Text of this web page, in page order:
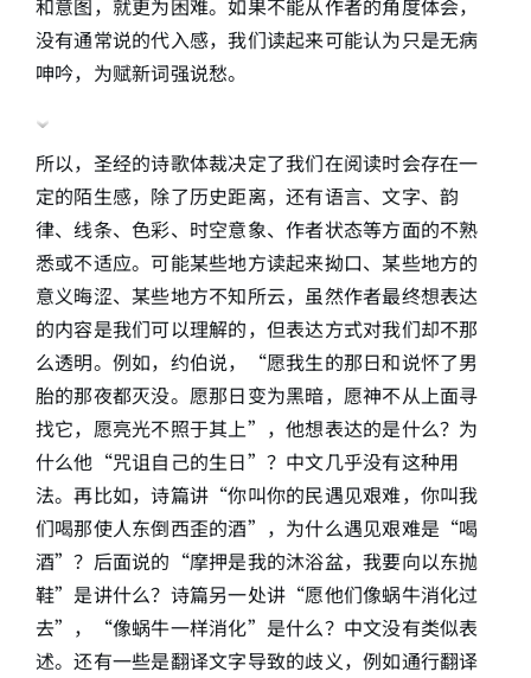
和意图，就更为困难。如果不能从作者的角度体会，
没有通常说的代入感，我们读起来可能认为只是无病
呻吟，为赋新词强说愁。
所以，圣经的诗歌体裁决定了我们在阅读时会存在一
定的陌生感，除了历史距离，还有语言、文字、韵
律、线条、色彩、时空意象、作者状态等方面的不熟
悉或不适应。可能某些地方读起来拗口、某些地方的
意义晦涩、某些地方不知所云，虽然作者最终想表达
的内容是我们可以理解的，但表达方式对我们却不那
么透明。例如，约伯说，“愿我生的那日和说怀了男
胎的那夜都灭没。愿那日变为黑暗，愿神不从上面寻
找它，愿亮光不照于其上”，他想表达的是什么？为
什么他“咒诅自己的生日”？中文几乎没有这种用
法。再比如，诗篇讲“你叫你的民遇见艰难，你叫我
们喝那使人东倒西歪的酒”，为什么遇见艰难是“喝
酒”？后面说的“摩押是我的沐浴盆，我要向以东抛
鞋”是讲什么？诗篇另一处讲“愿他们像蜗牛消化过
去”，“像蜗牛一样消化”是什么？中文没有类似表
述。还有一些是翻译文字导致的歧义，例如通行翻译